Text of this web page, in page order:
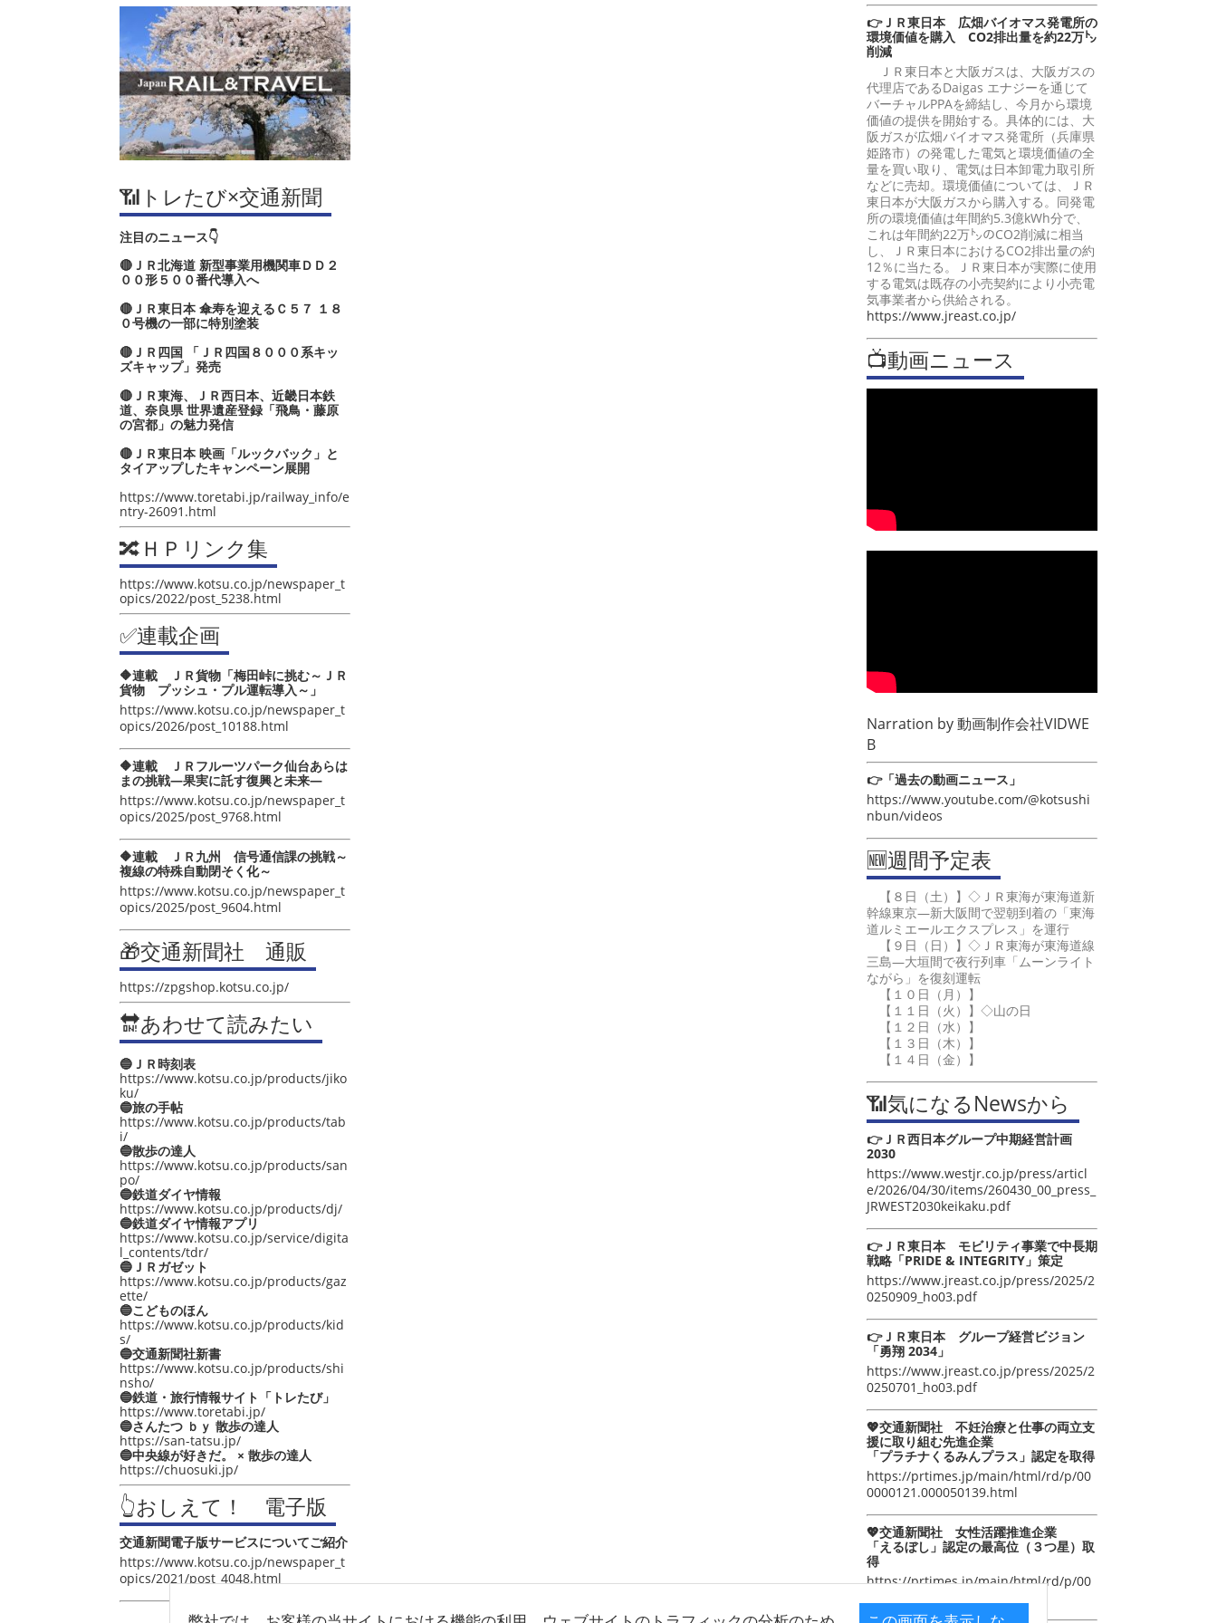
📶トレたび×交通新聞
注目のニュース👇
🔴ＪＲ北海道 新型事業用機関車ＤＤ２
００形５００番代導入へ
🔴ＪＲ東日本 傘寿を迎えるＣ５７ １８
０号機の一部に特別塗装
🔴ＪＲ四国 「ＪＲ四国８０００系キッ
ズキャップ」発売
🔴ＪＲ東海、ＪＲ西日本、近畿日本鉄
道、奈良県 世界遺産登録「飛鳥・藤原
の宮都」の魅力発信
🔴ＪＲ東日本 映画「ルックバック」と
タイアップしたキャンペーン展開
https://www.toretabi.jp/railway_info/e
ntry-26091.html
🔀ＨＰリンク集
https://www.kotsu.co.jp/newspaper_t
opics/2022/post_5238.html
✅連載企画
🔶連載 ＪＲ貨物「梅田峠に挑む～ＪＲ
貨物 プッシュ・プル運転導入～」
https://www.kotsu.co.jp/newspaper_t
opics/2026/post_10188.html
🔶連載 ＪＲフルーツパーク仙台あらは
まの挑戦―果実に託す復興と未来―
https://www.kotsu.co.jp/newspaper_t
opics/2025/post_9768.html
🔶連載 ＪＲ九州 信号通信課の挑戦～
複線の特殊自動閉そく化～
https://www.kotsu.co.jp/newspaper_t
opics/2025/post_9604.html
🎁交通新聞社 通販
https://zpgshop.kotsu.co.jp/
🔛あわせて読みたい
🔵ＪＲ時刻表
https://www.kotsu.co.jp/products/jiko
ku/
🔵旅の手帖
https://www.kotsu.co.jp/products/tab
i/
🔵散歩の達人
https://www.kotsu.co.jp/products/san
po/
🔵鉄道ダイヤ情報
https://www.kotsu.co.jp/products/dj/
🔵鉄道ダイヤ情報アプリ
https://www.kotsu.co.jp/service/digita
l_contents/tdr/
🔵ＪＲガゼット
https://www.kotsu.co.jp/products/gaz
ette/
🔵こどものほん
https://www.kotsu.co.jp/products/kid
s/
🔵交通新聞社新書
https://www.kotsu.co.jp/products/shi
nsho/
🔵鉄道・旅行情報サイト「トレたび」
https://www.toretabi.jp/
🔵さんたつ ｂｙ 散歩の達人
https://san-tatsu.jp/
🔵中央線が好きだ。 × 散歩の達人
https://chuosuki.jp/
👆おしえて！ 電子版
交通新聞電子版サービスについてご紹介
https://www.kotsu.co.jp/newspaper_t
opics/2021/post_4048.html
👉ＪＲ東日本 広畑バイオマス発電所の
環境価値を購入 CO2排出量を約22万㌧
削減
ＪＲ東日本と大阪ガスは、大阪ガスの
代理店であるDaigas エナジーを通じて
バーチャルPPAを締結し、今月から環境
価値の提供を開始する。具体的には、大
阪ガスが広畑バイオマス発電所（兵庫県
姫路市）の発電した電気と環境価値の全
量を買い取り、電気は日本卸電力取引所
などに売却。環境価値については、ＪＲ
東日本が大阪ガスから購入する。同発電
所の環境価値は年間約5.3億kWh分で、
これは年間約22万㌧のCO2削減に相当
し、ＪＲ東日本におけるCO2排出量の約
12％に当たる。ＪＲ東日本が実際に使用
する電気は既存の小売契約により小売電
気事業者から供給される。
https://www.jreast.co.jp/
📺動画ニュース
Narration by動画制作会社VIDWE
B
👉「過去の動画ニュース」
https://www.youtube.com/@kotsushi
nbun/videos
🆕週間予定表
【８日（土）】◇ＪＲ東海が東海道新
幹線東京―新大阪間で翌朝到着の「東海
道ルミエールエクスプレス」を運行
【９日（日）】◇ＪＲ東海が東海道線
三島―大垣間で夜行列車「ムーンライト
ながら」を復刻運転
【１０日（月）】
【１１日（火）】◇山の日
【１２日（水）】
【１３日（木）】
【１４日（金）】
📶気になるNewsから
👉ＪＲ西日本グループ中期経営計画
2030
https://www.westjr.co.jp/press/articl
e/2026/04/30/items/260430_00_press_
JRWEST2030keikaku.pdf
👉ＪＲ東日本 モビリティ事業で中長期
戦略「PRIDE & INTEGRITY」策定
https://www.jreast.co.jp/press/2025/2
0250909_ho03.pdf
👉ＪＲ東日本 グループ経営ビジョン
「勇翔 2034」
https://www.jreast.co.jp/press/2025/2
0250701_ho03.pdf
💖交通新聞社 不妊治療と仕事の両立支
援に取り組む先進企業
「プラチナくるみんプラス」認定を取得
https://prtimes.jp/main/html/rd/p/00
0000121.000050139.html
💖交通新聞社 女性活躍推進企業
「えるぼし」認定の最高位（３つ星）取
得
https://prtimes.jp/main/html/rd/p/00